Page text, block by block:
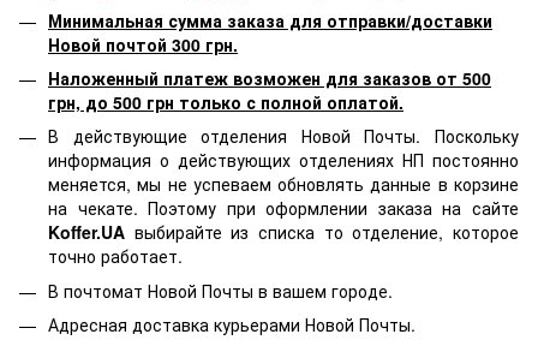
Минимальная сумма заказа для отправки/доставки
Новой почтой 300 грн.
Наложенный платеж возможен для заказов от 500
грн, до 500 грн только с полной оплатой.
В действующие отделения Новой Почты. Поскольку
информация о действующих отделениях НП постоянно
меняется, мы не успеваем обновлять данные в корзине
на чекате. Поэтому при оформлении заказа на сайте
Koffer.UA выбирайте из списка то отделение, которое
точно работает.
В почтомат Новой Почты в вашем городе.
Адресная доставка курьерами Новой Почты.